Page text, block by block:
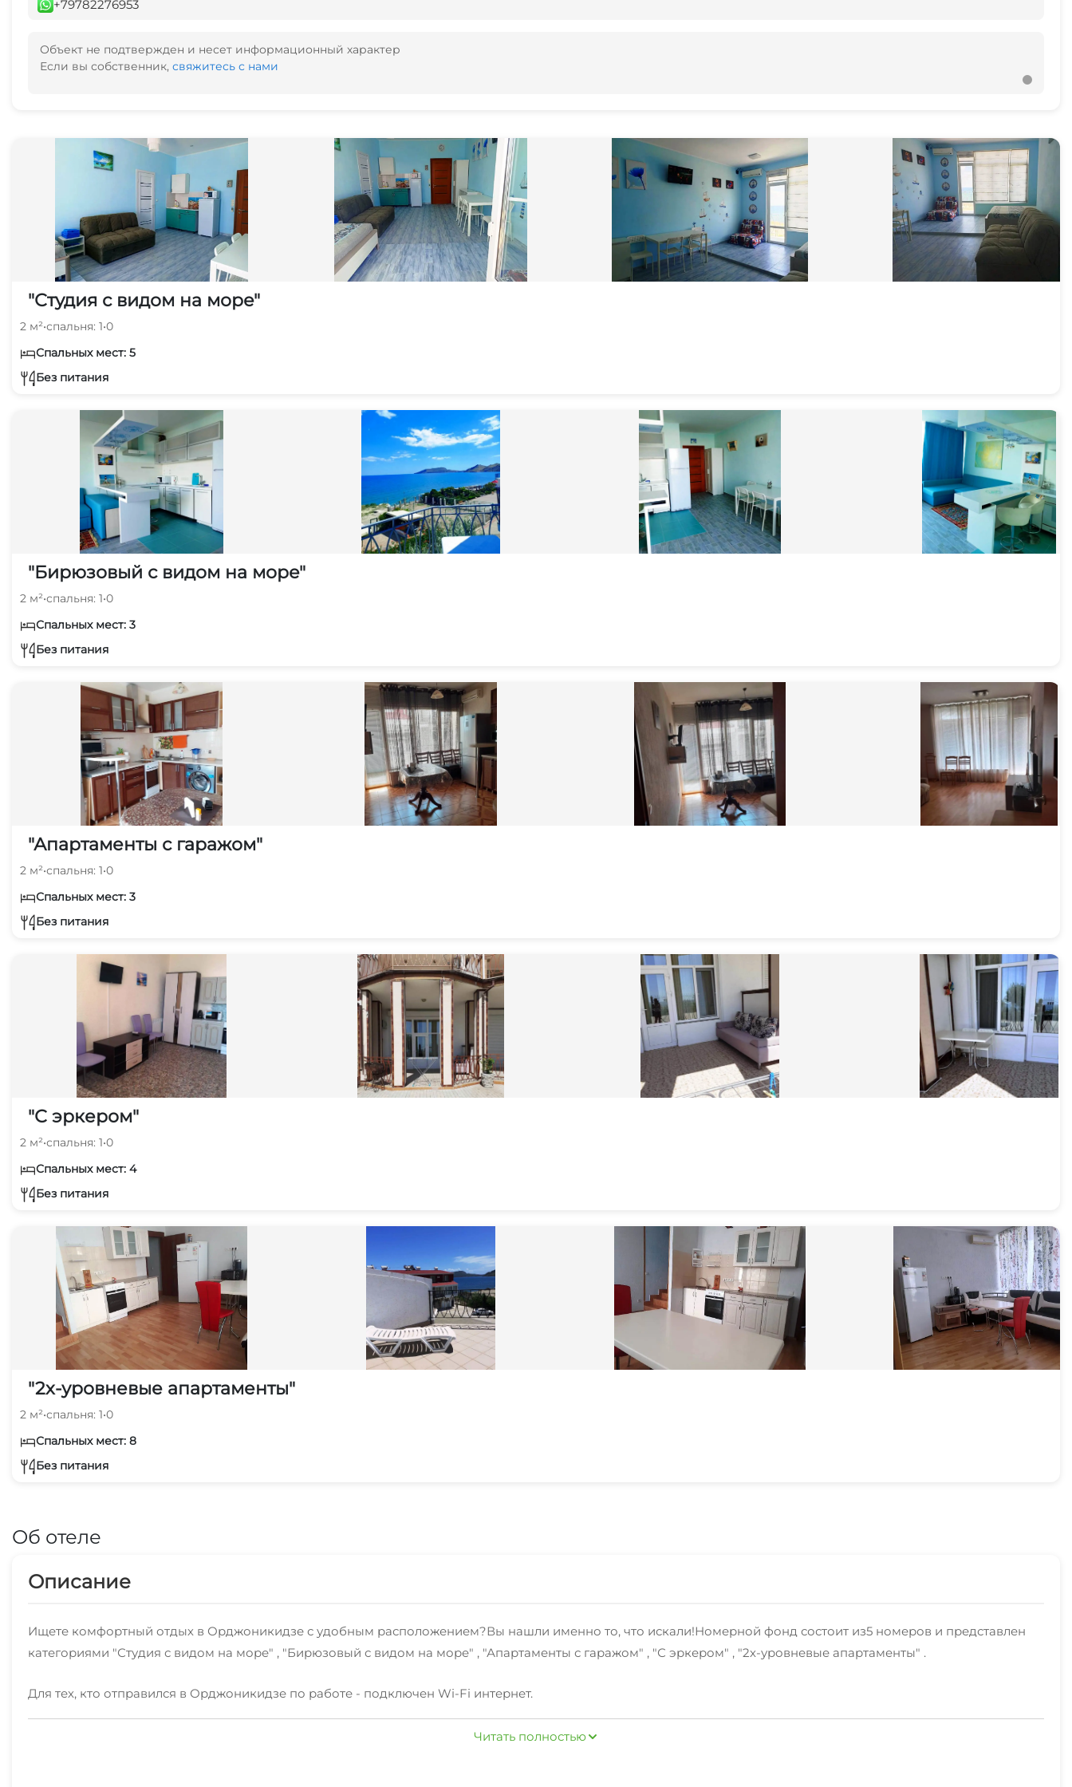
+79782276953
Объект не подтвержден и несет информационный характер
Если вы собственник, свяжитесь с нами
"Студия с видом на море"
2 м²•спальня: 1•0
Спальных мест: 5
Без питания
"Бирюзовый с видом на море"
2 м²•спальня: 1•0
Спальных мест: 3
Без питания
"Апартаменты с гаражом"
2 м²•спальня: 1•0
Спальных мест: 3
Без питания
"С эркером"
2 м²•спальня: 1•0
Спальных мест: 4
Без питания
"2х-уровневые апартаменты"
2 м²•спальня: 1•0
Спальных мест: 8
Без питания
Об отеле
Описание
Ищете комфортный отдых в Орджоникидзе с удобным расположением?Вы нашли именно то, что искали!Номерной фонд состоит из5 номеров и представлен
категориями "Студия с видом на море" , "Бирюзовый с видом на море" , "Апартаменты с гаражом" , "С эркером" , "2х-уровневые апартаменты" .
Для тех, кто отправился в Орджоникидзе по работе - подключен Wi-Fi интернет.
К услугам отдыхающих: гладильные принадлежности, прачечная, свч, прокат велосипедов.
Читать полностью